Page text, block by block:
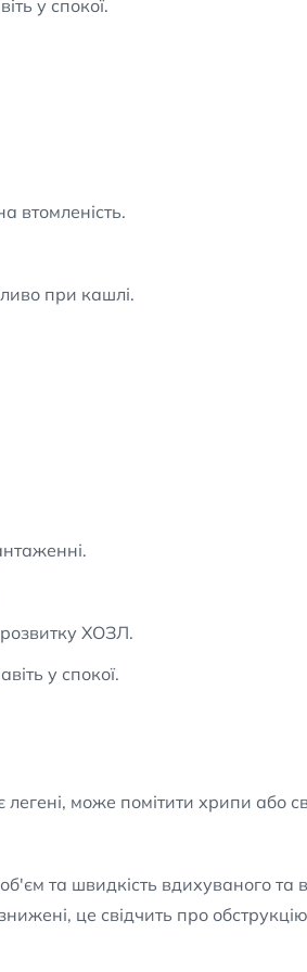
у спокої.
втомленість.
при кашлі.
ХОЗЛ.
у спокої.
може помітити хрипи або
та швидкість вдихуваного та
це свідчить про